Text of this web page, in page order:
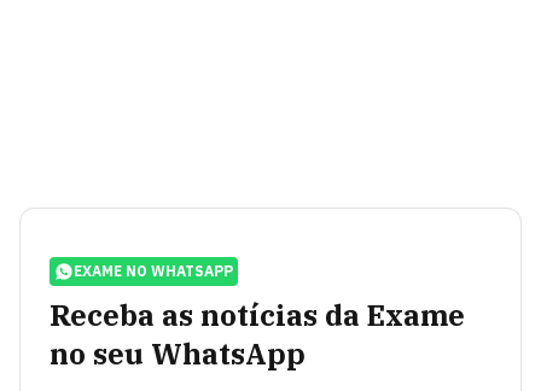
EXAME NO WHATSAPP
Receba as notícias da Exame
no seu WhatsApp